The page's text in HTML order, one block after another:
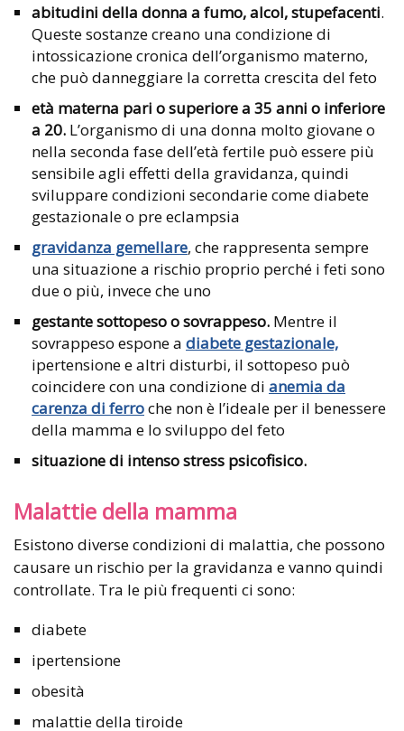
abitudini della donna a fumo, alcol, stupefacenti.
Queste sostanze creano una condizione di
intossicazione cronica dell’organismo materno,
che può danneggiare la corretta crescita del feto
età materna pari o superiore a 35 anni o inferiore
a 20. L’organismo di una donna molto giovane o
nella seconda fase dell’età fertile può essere più
sensibile agli effetti della gravidanza, quindi
sviluppare condizioni secondarie come diabete
gestazionale o pre eclampsia
gravidanza gemellare, che rappresenta sempre
una situazione a rischio proprio perché i feti sono
due o più, invece che uno
gestante sottopeso o sovrappeso. Mentre il
sovrappeso espone a diabete gestazionale,
ipertensione e altri disturbi, il sottopeso può
coincidere con una condizione di anemia da
carenza di ferroche non è l’ideale per il benessere
della mamma e lo sviluppo del feto
situazione di intenso stress psicofisico.
Malattie della mamma
Esistono diverse condizioni di malattia, che possono
causare un rischio per la gravidanza e vanno quindi
controllate. Tra le più frequenti ci sono:
diabete
ipertensione
obesità
malattie della tiroide